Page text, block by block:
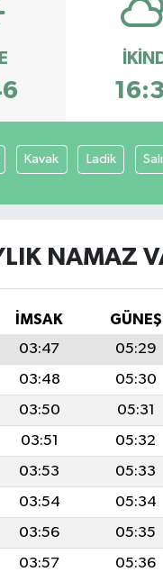
Kavak Ladik
NAMAZ
İMSAK GÜNEŞ
03:47 05:29
03:48 05:30
03:50 05:31
03:51 05:32
03:53 05:33
03:54 05:34
03:56 05:35
03:57 05:36